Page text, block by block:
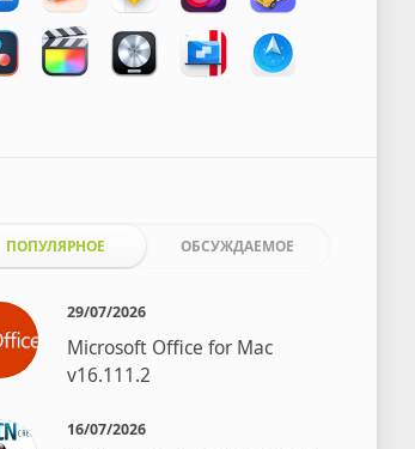
ПОПУЛЯРНОЕ ОБСУЖДАЕМОЕ
29/07/2026
Microsoft Office for Mac
v16.111.2
16/07/2026